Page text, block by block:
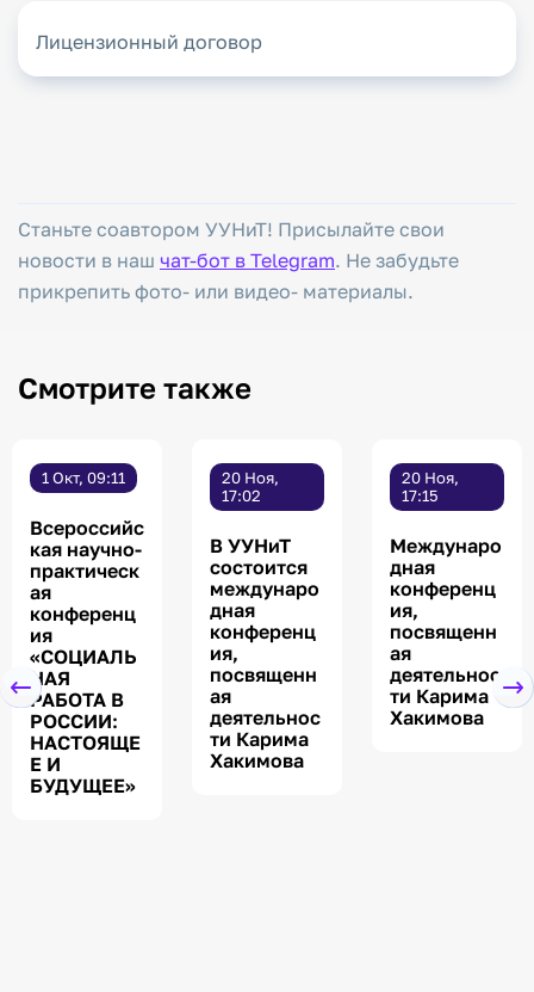
Лицензионный договор
Станьте соавтором УУНиТ! Присылайте свои
новости в наш чат-бот в Telegram. Не забудьте
прикрепить фото- или видео- материалы.
Смотрите также
1 Окт, 09:11
Всероссийс
кая научно-
практическ
ая
конференц
ия
«СОЦИАЛЬ
НАЯ
РАБОТА В
РОССИИ:
НАСТОЯЩЕ
Е И
БУДУЩЕЕ»
20 Ноя,
17:02
В УУНиТ
состоится
междунаро
дная
конференц
ия,
посвященн
ая
деятельнос
ти Карима
Хакимова
20 Ноя,
17:15
Междунаро
дная
конференц
ия,
посвященн
ая
деятельнос
ти Карима
Хакимова